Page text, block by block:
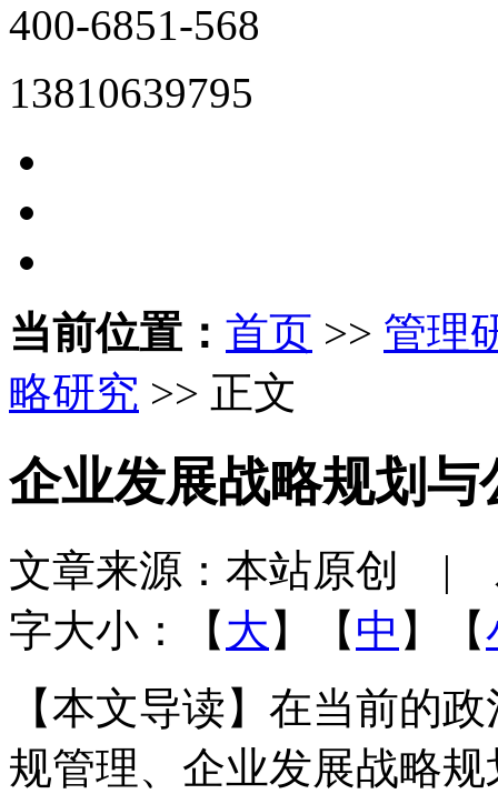
400-6851-568
13810639795
当前位置： 首页 >> 管理
略研究 >> 正文
企业发展战略规划与
文章来源：本站原创 |
字大小：【 大 】【 中 】【
【本文导读】在当前的
规管理、企业发展战略